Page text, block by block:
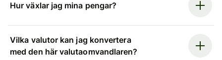
Hur växlar jag mina pengar?
Vilka valutor kan jag konvertera
med den här valutaomvandlaren?